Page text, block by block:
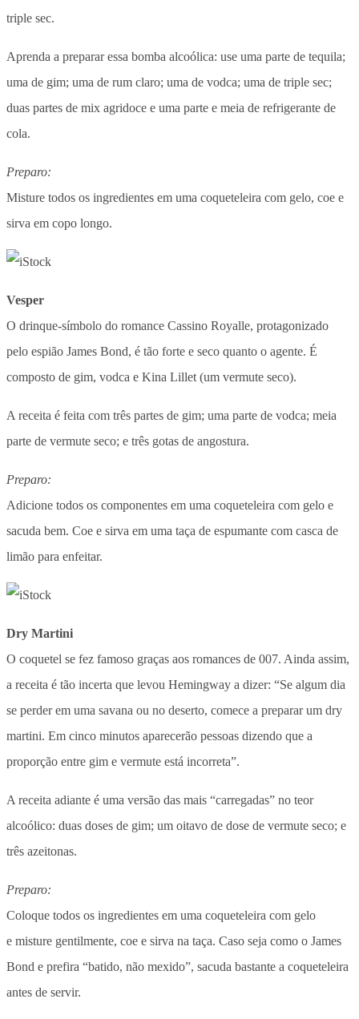
triple sec.
Aprenda a preparar essa bomba alcoólica: use uma parte de tequila;
uma de gim; uma de rum claro; uma de vodca; uma de triple sec;
duas partes de mix agridoce e uma parte e meia de refrigerante de
cola.
Preparo:
Misture todos os ingredientes em uma coqueteleira com gelo, coe e
sirva em copo longo.
Vesper
O drinque-símbolo do romance Cassino Royalle, protagonizado
pelo espião James Bond, é tão forte e seco quanto o agente. É
composto de gim, vodca e Kina Lillet (um vermute seco).
A receita é feita com três partes de gim; uma parte de vodca; meia
parte de vermute seco; e três gotas de angostura.
Preparo:
Adicione todos os componentes em uma coqueteleira com gelo e
sacuda bem. Coe e sirva em uma taça de espumante com casca de
limão para enfeitar.
Dry Martini
O coquetel se fez famoso graças aos romances de 007. Ainda assim,
a receita é tão incerta que levou Hemingway a dizer: “Se algum dia
se perder em uma savana ou no deserto, comece a preparar um dry
martini. Em cinco minutos aparecerão pessoas dizendo que a
proporção entre gim e vermute está incorreta”.
A receita adiante é uma versão das mais “carregadas” no teor
alcoólico: duas doses de gim; um oitavo de dose de vermute seco; e
três azeitonas.
Preparo:
Coloque todos os ingredientes em uma coqueteleira com gelo
e misture gentilmente, coe e sirva na taça. Caso seja como o James
Bond e prefira “batido, não mexido”, sacuda bastante a coqueteleira
antes de servir.